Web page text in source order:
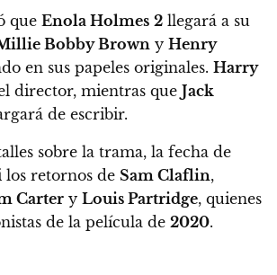
que Enola Holmes 2 llegará a su
Bobby Brown y Henry
en sus papeles originales. Harry
director, mientras que Jack
de escribir.
sobre la trama, la fecha de
retornos de Sam Claflin,
Carter y Louis Partridge, quienes
de la película de 2020.